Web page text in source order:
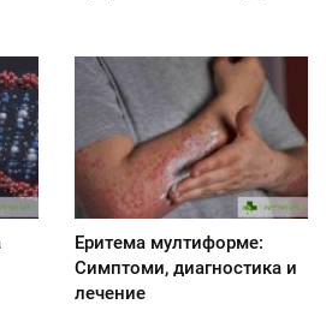
Еритема мултиформе:
Симптоми, диагностика и
лечение